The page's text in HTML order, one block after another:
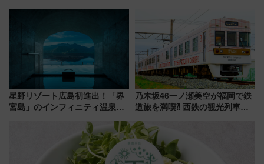
ーパス」でおトクに道東観光
星野リゾート広島初進出！「界
宮島」のインフィニティ温泉と
宿泊料金・アクセスは？（2026
乃木坂46一ノ瀬美空が福岡で鉄
道旅を満喫⁈ 西鉄の観光列車
CHIKUGO」で巡る福岡･太宰
府･柳川の旅！YouTubeが公開
に